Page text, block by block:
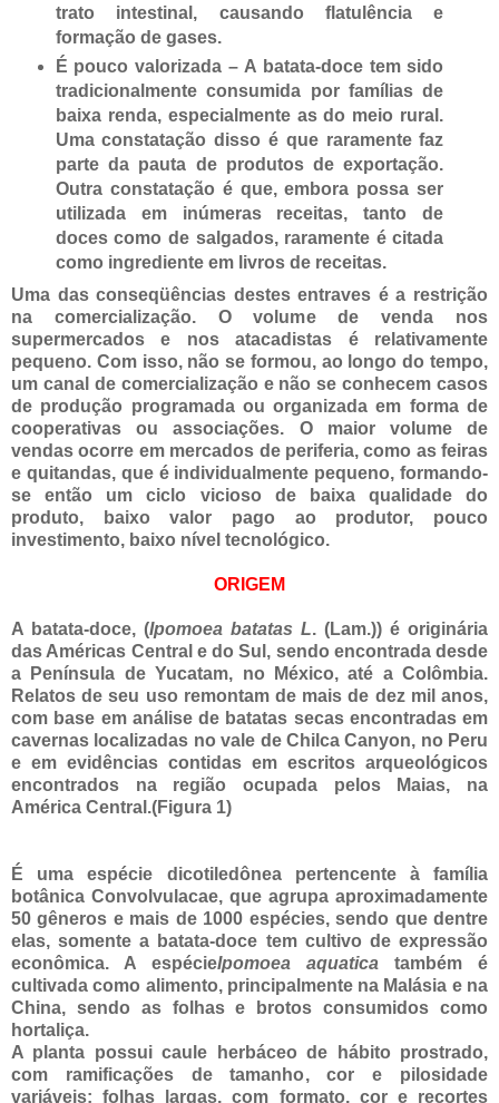
trato intestinal, causando flatulência e
formação de gases.
É pouco valorizada – A batata-doce tem sido
tradicionalmente consumida por famílias de
baixa renda, especialmente as do meio rural.
Uma constatação disso é que raramente faz
parte da pauta de produtos de exportação.
Outra constatação é que, embora possa ser
utilizada em inúmeras receitas, tanto de
doces como de salgados, raramente é citada
como ingrediente em livros de receitas.
Uma das conseqüências destes entraves é a restrição
na comercialização. O volume de venda nos
supermercados e nos atacadistas é relativamente
pequeno. Com isso, não se formou, ao longo do tempo,
um canal de comercialização e não se conhecem casos
de produção programada ou organizada em forma de
cooperativas ou associações. O maior volume de
vendas ocorre em mercados de periferia, como as feiras
e quitandas, que é individualmente pequeno, formando-
se então um ciclo vicioso de baixa qualidade do
produto, baixo valor pago ao produtor, pouco
investimento, baixo nível tecnológico.
ORIGEM
A batata-doce, (Ipomoea batatas L. (Lam.)) é originária
das Américas Central e do Sul, sendo encontrada desde
a Península de Yucatam, no México, até a Colômbia.
Relatos de seu uso remontam de mais de dez mil anos,
com base em análise de batatas secas encontradas em
cavernas localizadas no vale de Chilca Canyon, no Peru
e em evidências contidas em escritos arqueológicos
encontrados na região ocupada pelos Maias, na
América Central.(Figura 1)
É uma espécie dicotiledônea pertencente à família
botânica Convolvulacae, que agrupa aproximadamente
50 gêneros e mais de 1000 espécies, sendo que dentre
elas, somente a batata-doce tem cultivo de expressão
econômica. A espécieIpomoea aquatica também é
cultivada como alimento, principalmente na Malásia e na
China, sendo as folhas e brotos consumidos como
hortaliça.
A planta possui caule herbáceo de hábito prostrado,
com ramificações de tamanho, cor e pilosidade
variáveis; folhas largas, com formato, cor e recortes